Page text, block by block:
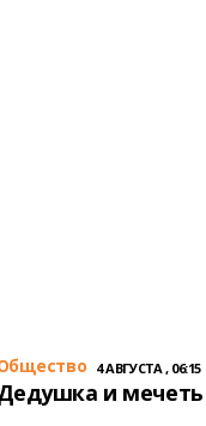
4 АВГУСТА , 06:15
и мечеть